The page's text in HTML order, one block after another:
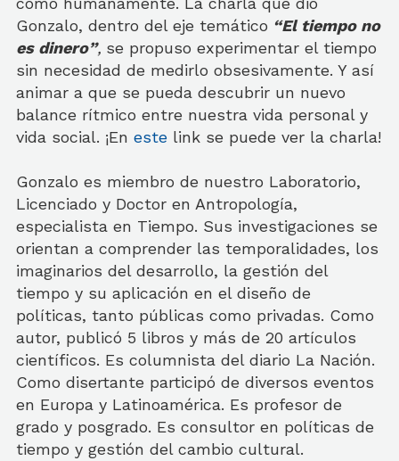
Gonzalo, dentro del eje temático “El tiempo no
es dinero”, se propuso experimentar el tiempo
sin necesidad de medirlo obsesivamente. Y así
animar a que se pueda descubrir un nuevo
balance rítmico entre nuestra vida personal y
vida social. ¡En este link se puede ver la charla!
Gonzalo es miembro de nuestro Laboratorio,
Licenciado y Doctor en Antropología,
especialista en Tiempo. Sus investigaciones se
orientan a comprender las temporalidades, los
imaginarios del desarrollo, la gestión del
tiempo y su aplicación en el diseño de
políticas, tanto públicas como privadas. Como
autor, publicó 5 libros y más de 20 artículos
científicos. Es columnista del diario La Nación.
Como disertante participó de diversos eventos
en Europa y Latinoamérica. Es profesor de
grado y posgrado. Es consultor en políticas de
tiempo y gestión del cambio cultural.